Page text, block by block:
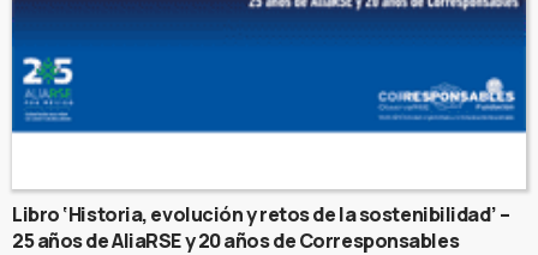
Libro ‘Historia, evolución y retos de la sostenibilidad’ –
25 años de AliaRSE y 20 años de Corresponsables